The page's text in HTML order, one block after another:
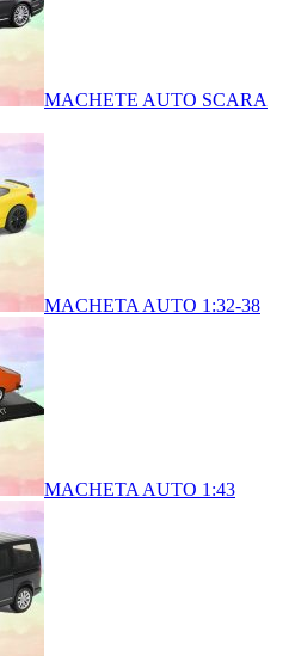
MACHETE AUTO SCARA
MACHETA AUTO 1:32-38
MACHETA AUTO 1:43